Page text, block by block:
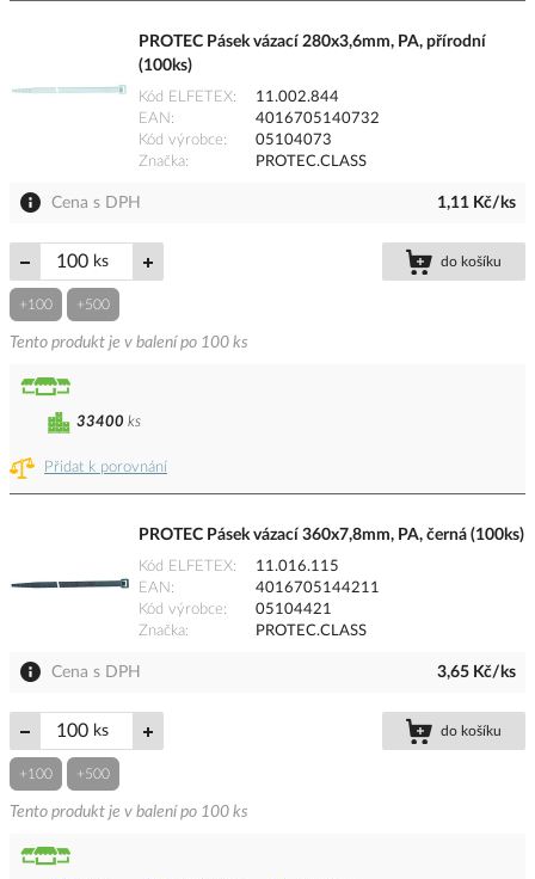
PROTEC Pásek vázací 280x3,6mm, PA, přírodní
(100ks)
Kód ELFETEX
11.002.844
EAN
4016705140732
Kód výrobce
05104073
Značka
PROTEC.CLASS
Cena s DPH 1,11 Kč/ks
ks do košíku
+100 +500
Tento produkt je v balení po 100 ks
Přidat k porovnání
33400 ks
PROTEC Pásek vázací 360x7,8mm, PA, černá (100ks)
Kód ELFETEX
11.016.115
EAN
4016705144211
Kód výrobce
05104421
Značka
PROTEC.CLASS
Cena s DPH 3,65 Kč/ks
ks do košíku
+100 +500
Tento produkt je v balení po 100 ks